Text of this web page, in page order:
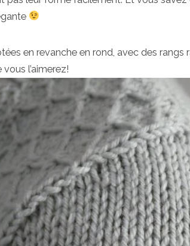
en revanche en rond, avec des rangs
vous l’aimerez!